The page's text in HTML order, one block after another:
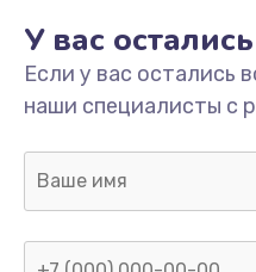
от
Замена
У вас
Если у вас остались
наши специалисты с